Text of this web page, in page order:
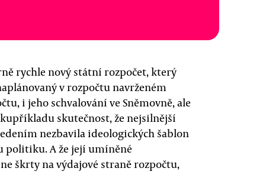
rychle nový státní rozpočet, který
v rozpočtu navrženém
i jeho schvalování ve Sněmovně, ale
skutečnost, že nejsilnější
nezbavila ideologických šablon
politiku. A že její umíněné
škrty na výdajové straně rozpočtu,